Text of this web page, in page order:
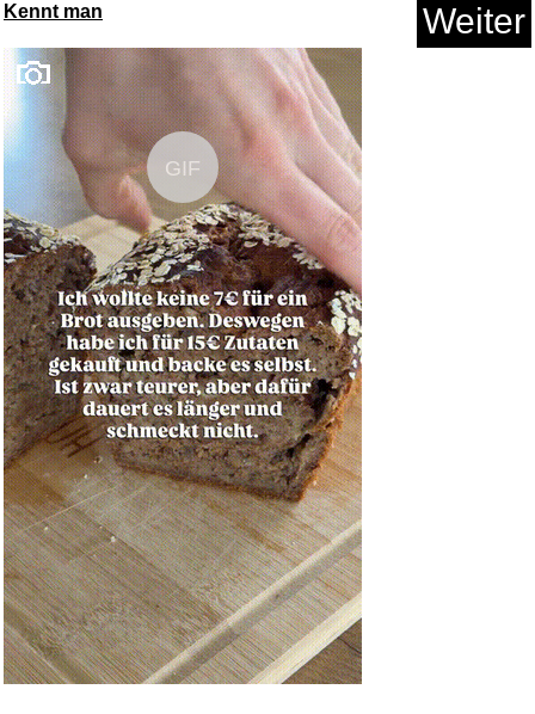
Philosophie Magazine HS N�60
:...
Montessori Spielzeug Busy
Boar...
Kennt man Weiter
GIF